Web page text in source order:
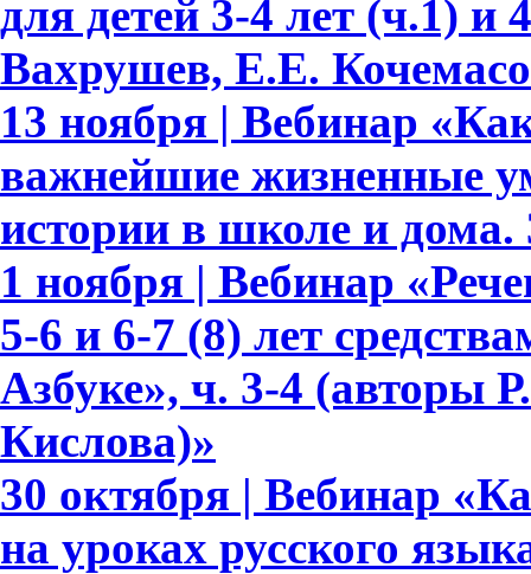
для детей 3-4 лет (ч.1)
Вахрушев, Е.Е.
13 ноября | Вебинар
важнейшие жизненные
истории в школе и дома.
1 ноября | Вебинар
5-6 и 6-7 (8) лет
Азбуке», ч. 3-4 (авторы
Кислова)»
30 октября | Вебинар
на уроках русского